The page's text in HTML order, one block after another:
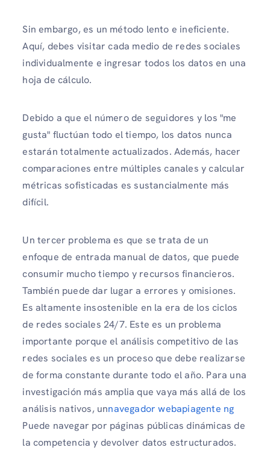
Sin embargo, es un método lento e ineficiente.
Aquí, debes visitar cada medio de redes sociales
individualmente e ingresar todos los datos en una
hoja de cálculo.
Debido a que el número de seguidores y los "me
gusta" fluctúan todo el tiempo, los datos nunca
estarán totalmente actualizados. Además, hacer
comparaciones entre múltiples canales y calcular
métricas sofisticadas es sustancialmente más
difícil.
Un tercer problema es que se trata de un
enfoque de entrada manual de datos, que puede
consumir mucho tiempo y recursos financieros.
También puede dar lugar a errores y omisiones.
Es altamente insostenible en la era de los ciclos
de redes sociales 24/7. Este es un problema
importante porque el análisis competitivo de las
redes sociales es un proceso que debe realizarse
de forma constante durante todo el año. Para una
investigación más amplia que vaya más allá de los
análisis nativos, unnavegador webapiagente ng
Puede navegar por páginas públicas dinámicas de
la competencia y devolver datos estructurados.